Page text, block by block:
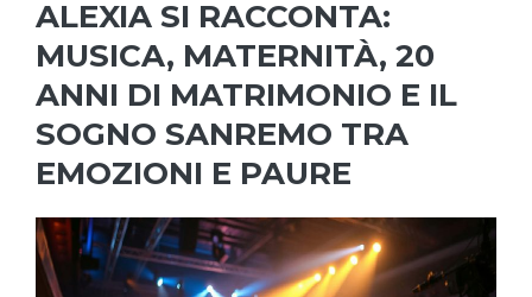
ALEXIA SI RACCONTA:
MUSICA, MATERNITÀ, 20
ANNI DI MATRIMONIO E IL
SOGNO SANREMO TRA
EMOZIONI E PAURE